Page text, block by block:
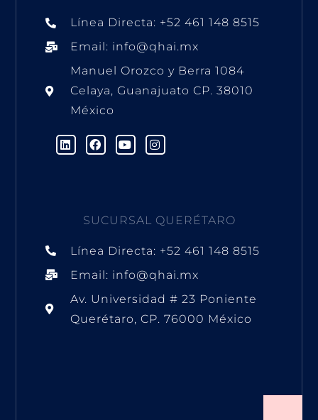
Línea Directa: +52 461 148 8515
Email: info@qhai.mx
Manuel Orozco y Berra 1084
Celaya, Guanajuato CP. 38010
México
L
i
n
F
a
c
Y
o
u
I
n
s
SUCURSAL QUERÉTARO
Línea Directa: +52 461 148 8515
Email: info@qhai.mx
Av. Universidad # 23 Poniente
Querétaro, CP. 76000 México